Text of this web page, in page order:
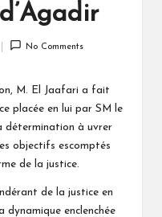
No Comments
M. El Jaafari a fait
placée en lui par SM le
détermination à uvrer
objectifs escomptés
de la justice.
de la justice en
enclenchée